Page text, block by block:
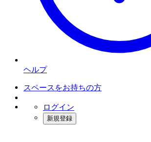
ヘルプ
スペースをお持ちの方
ログイン
新規登録